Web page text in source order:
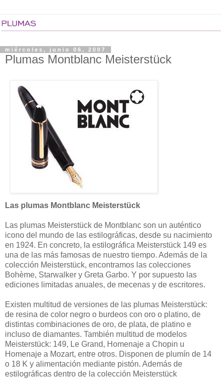
miércoles, junio 06, 2007
Plumas Montblanc Meisterstück
Las plumas Montblanc Meisterstück
Las plumas Meisterstück de Montblanc son un auténtico
icono del mundo de las estilográficas, desde su nacimiento
en 1924. En concreto, la estilográfica Meisterstück 149 es
una de las más famosas de nuestro tiempo. Además de la
colección Meisterstück, encontramos las colecciones
Bohème, Starwalker y Greta Garbo. Y por supuesto las
ediciones limitadas anuales, de mecenas y de escritores.
Existen multitud de versiones de las plumas Meisterstück:
de resina de color negro o burdeos con oro o platino, de
distintas combinaciones de oro, de plata, de platino e
incluso de diamantes. También multitud de modelos
Meisterstück: 149, Le Grand, Homenaje a Chopin u
Homenaje a Mozart, entre otros. Disponen de plumín de 14
o 18 K y alimentación mediante pistón. Además de
estilográficas dentro de la colección Meisterstück